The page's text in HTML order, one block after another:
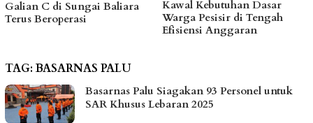
Kawal Kebutuhan Dasar
Warga Pesisir di Tengah
hingga Bantu Fasilitas
Tempat Ibadah Pakai Dana
Pribadi
TAG:BASARNAS PALU
Basarnas Palu Siagakan 93 Personel untuk
SAR Khusus Lebaran 2025